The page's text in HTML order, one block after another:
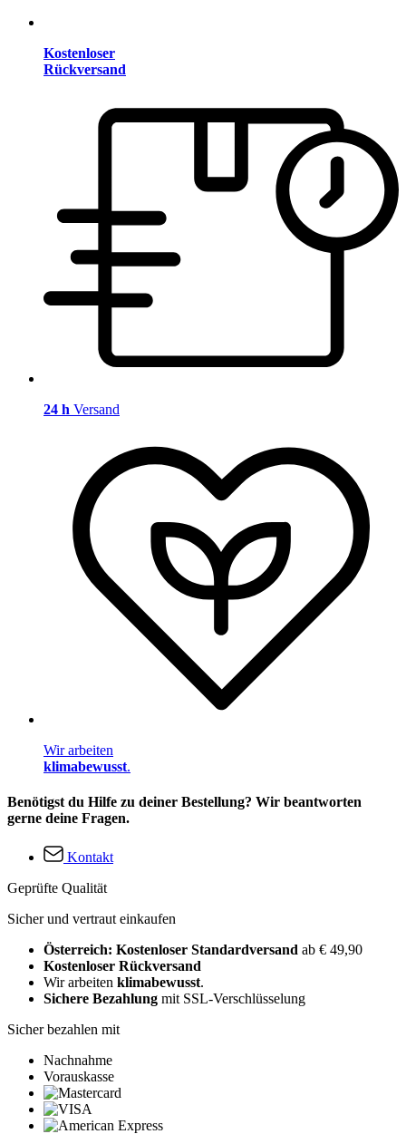
Kostenloser
Rückversand
24 h Versand
Wir arbeiten
klimabewusst.
Benötigst du Hilfe zu deiner Bestellung? Wir beantworten
gerne deine Fragen.
Kontakt
Geprüfte Qualität
Sicher und vertraut einkaufen
Österreich: Kostenloser Standardversand ab € 49,90
Kostenloser Rückversand
Wir arbeiten klimabewusst.
Sichere Bezahlung mit SSL-Verschlüsselung
Sicher bezahlen mit
Nachnahme
Vorauskasse